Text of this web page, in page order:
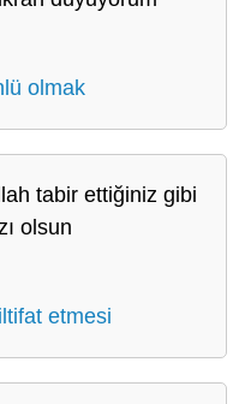
olmak
tabir ettiğiniz gibi
olsun
etmesi